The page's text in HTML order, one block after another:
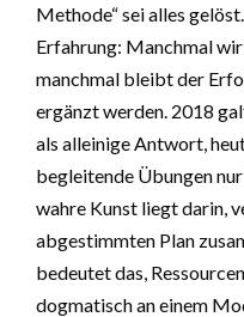
Methode“ sei alles
Erfahrung: Manchmal
manchmal bleibt der
ergänzt werden. 2018
als alleinige Antwort,
begleitende Übungen
wahre Kunst liegt darin,
abgestimmten Plan
bedeutet das,
dogmatisch an einem